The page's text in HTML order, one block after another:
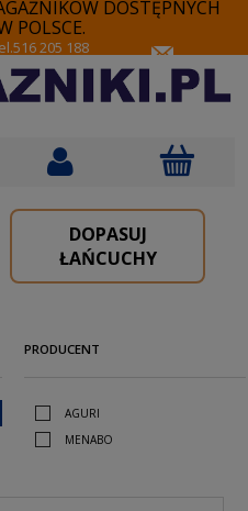
DOSTĘPNYCH
POLSCE.
205 188
DOPASUJ
ŁAŃCUCHY
PRODUCENT
AGURI
MENABO